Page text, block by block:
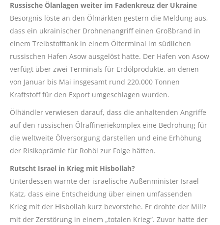
Russische Ölanlagen weiter im Fadenkreuz der Ukraine
Besorgnis löste an den Ölmärkten gestern die Meldung aus,
dass ein ukrainischer Drohnenangriff einen Großbrand in
einem Treibstofftank in einem Ölterminal im südlichen
russischen Hafen Asow ausgelöst hatte. Der Hafen von Asow
verfügt über zwei Terminals für Erdölprodukte, an denen
von Januar bis Mai insgesamt rund 220.000 Tonnen
Kraftstoff für den Export umgeschlagen wurden.
Ölhändler verwiesen darauf, dass die anhaltenden Angriffe
auf den russischen Ölraffineriekomplex eine Bedrohung für
die weltweite Ölversorgung darstellen und eine Erhöhung
der Risikoprämie für Rohöl zur Folge hätten.
Rutscht Israel in Krieg mit Hisbollah?
Unterdessen warnte der israelische Außenminister Israel
Katz, dass eine Entscheidung über einen umfassenden
Krieg mit der Hisbollah kurz bevorstehe. Er drohte der Miliz
mit der Zerstörung in einem „totalen Krieg“. Zuvor hatte der